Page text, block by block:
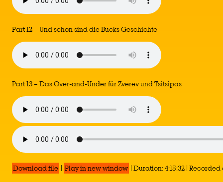
Part 12 – Und schon sind die Bucks Geschichte
Part 13 – Das Over-and-Under für Zverev und Tsitsipas
Download file | Play in new window | Duration: 4:15:32 | Recorded